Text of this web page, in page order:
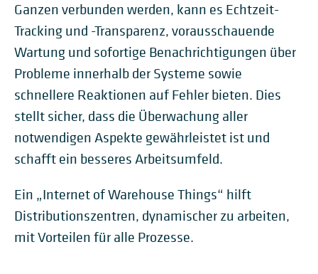
Ganzen verbunden werden, kann es Echtzeit-
Tracking und -Transparenz, vorausschauende
Wartung und sofortige Benachrichtigungen über
Probleme innerhalb der Systeme sowie
schnellere Reaktionen auf Fehler bieten. Dies
stellt sicher, dass die Überwachung aller
notwendigen Aspekte gewährleistet ist und
schafft ein besseres Arbeitsumfeld.
Ein „Internet of Warehouse Things“ hilft
Distributionszentren, dynamischer zu arbeiten,
mit Vorteilen für alle Prozesse.